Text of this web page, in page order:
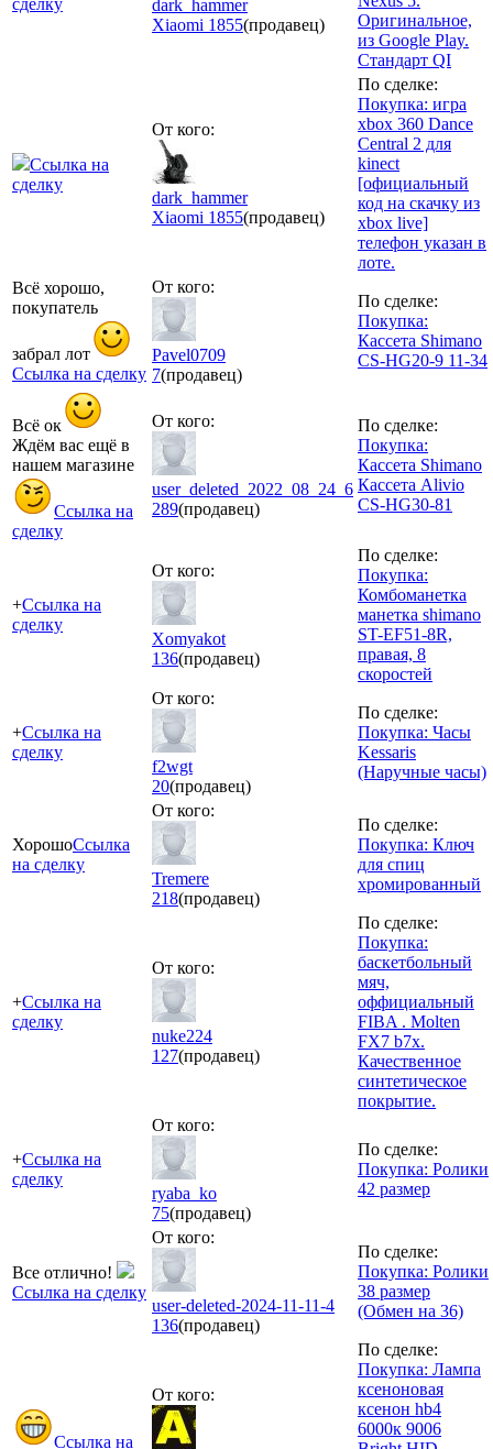
dark_hammer
Xiaomi 1855(продавец)
Оригинальное,
из Google Play.
Стандарт QI
Ссылка на
сделку
От кого:
dark_hammer
Xiaomi 1855(продавец)
По сделке:
Покупка: игра
xbox 360 Dance
Central 2 для
kinect
[официальный
код на скачку из
xbox live]
телефон указан в
лоте.
Всё хорошо,
покупатель
забрал лот
Ссылка на сделку
От кого:
Pavel0709
7(продавец)
По сделке:
Покупка:
Кассета Shimano
CS-HG20-9 11-34
Всё ок
Ждём вас ещё в
нашем магазине
Ссылка на
сделку
От кого:
user_deleted_2022_08_24_6
289(продавец)
По сделке:
Покупка:
Кассета Shimano
Кассета Alivio
CS-HG30-81
+Ссылка на
сделку
От кого:
Xomyakot
136(продавец)
По сделке:
Покупка:
Комбоманетка
манетка shimano
ST-EF51-8R,
правая, 8
скоростей
+Ссылка на
сделку
От кого:
f2wgt
20(продавец)
По сделке:
Покупка: Часы
Kessaris
(Наручные часы)
ХорошоСсылка
на сделку
От кого:
Tremere
218(продавец)
По сделке:
Покупка: Ключ
для спиц
хромированный
+Ссылка на
сделку
От кого:
nuke224
127(продавец)
По сделке:
Покупка:
баскетбольный
мяч,
оффициальный
FIBA . Molten
FX7 b7x.
Качественное
синтетическое
покрытие.
+Ссылка на
сделку
От кого:
ryaba_ko
75(продавец)
По сделке:
Покупка: Ролики
42 размер
Все отлично!
Ссылка на сделку
От кого:
user-deleted-2024-11-11-4
136(продавец)
По сделке:
Покупка: Ролики
38 размер
(Обмен на 36)
Ссылка на
От кого:
По сделке:
Покупка: Лампа
ксеноновая
ксенон hb4
6000к 9006